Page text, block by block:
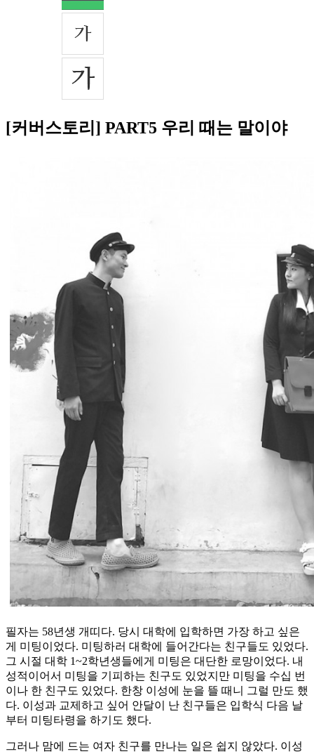
[커버스토리] PART5 우리 때는 말이야
필자는 58년생 개띠다. 당시 대학에 입학하면 가장 하고 싶은
게 미팅이었다. 미팅하러 대학에 들어간다는 친구들도 있었다.
그 시절 대학 1~2학년생들에게 미팅은 대단한 로망이었다. 내
성적이어서 미팅을 기피하는 친구도 있었지만 미팅을 수십 번
이나 한 친구도 있었다. 한창 이성에 눈을 뜰 때니 그럴 만도 했
다. 이성과 교제하고 싶어 안달이 난 친구들은 입학식 다음 날
부터 미팅타령을 하기도 했다.
그러나 맘에 드는 여자 친구를 만나는 일은 쉽지 않았다. 이성